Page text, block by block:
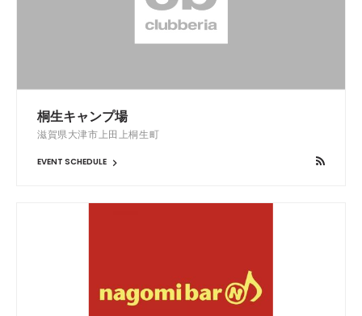
桐生キャンプ場
滋賀県大津市上田上桐生町
EVENT SCHEDULE